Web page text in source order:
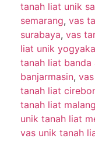
tanah liat unik
semarang, vas
surabaya, vas
liat unik
tanah liat banda
banjarmasin,
tanah liat
tanah liat malang
unik tanah liat
vas unik tanah